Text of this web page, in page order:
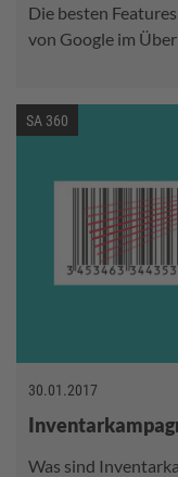
Die besten
von Google im
SA 360
30.01.2017
Was sind